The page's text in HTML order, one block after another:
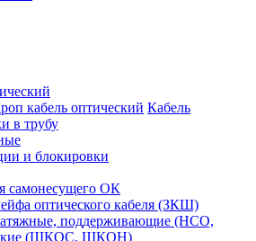
кабель оптический Кабель
в трубу
и блокировки
самонесущего ОК
оптического кабеля (ЗКШ)
поддерживающие (НСО,
(ШКОС, ШКОН)